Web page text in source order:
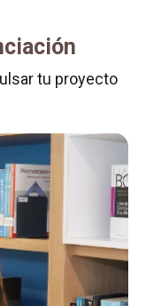
tu proyecto